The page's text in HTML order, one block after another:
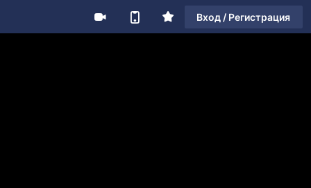
Вход / Регистрация